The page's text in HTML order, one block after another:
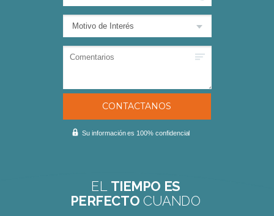
Su información es 100% confidencial
CONTACTANOS
EL
TIEMPO ES
PERFECTO CUANDO